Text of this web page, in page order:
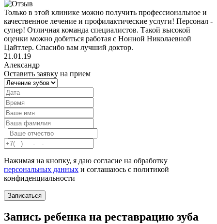
Только в этой клинике можно получить профессиональное и
качественное лечение и профилактические услуги! Персонал -
супер! Отличная команда специалистов. Такой высокой
оценки можно добиться работая с Нонной Николаевной
Цайтлер. Спасибо вам лучший доктор.
21.01.19
Александр
Оставить заявку на прием
Нажимая на кнопку, я даю согласие на обработку
персональных данных и соглашаюсь с политикой
конфиденциальности
Запись ребенка на реставрацию зуба